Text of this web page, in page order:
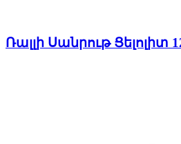
Ռալլի Սանրութ Ցելոլիտ